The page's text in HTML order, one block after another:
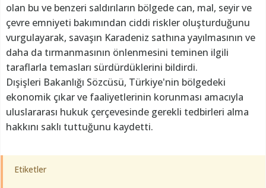
olan bu ve benzeri saldırıların bölgede can, mal, seyir ve
çevre emniyeti bakımından ciddi riskler oluşturduğunu
vurgulayarak, savaşın Karadeniz sathına yayılmasının ve
daha da tırmanmasının önlenmesini teminen ilgili
taraflarla temasları sürdürdüklerini bildirdi.
Dışişleri Bakanlığı Sözcüsü, Türkiye'nin bölgedeki
ekonomik çıkar ve faaliyetlerinin korunması amacıyla
uluslararası hukuk çerçevesinde gerekli tedbirleri alma
hakkını saklı tuttuğunu kaydetti.
Etiketler